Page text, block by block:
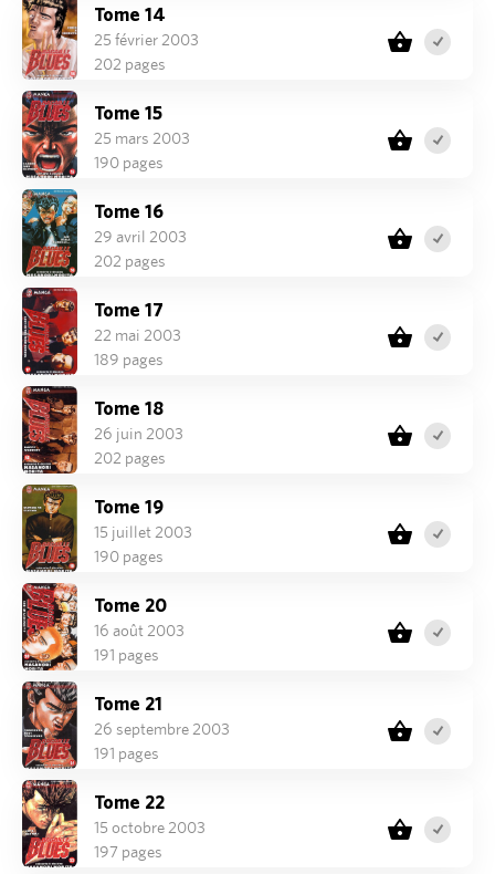
Tome 14
25 février 2003
202 pages
Tome 15
25 mars 2003
190 pages
Tome 16
29 avril 2003
202 pages
Tome 17
22 mai 2003
189 pages
Tome 18
26 juin 2003
202 pages
Tome 19
15 juillet 2003
190 pages
Tome 20
16 août 2003
191 pages
Tome 21
26 septembre 2003
191 pages
Tome 22
15 octobre 2003
197 pages